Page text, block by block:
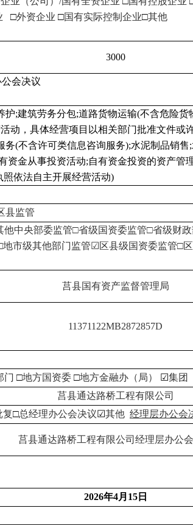
□外资企业 □国有实际控制企业□其他
3000
会决议
;建筑劳务分包;道路货物运输(不含危险
动，具体经营项目以相关部门批准文件或
(不含许可类信息咨询服务);水泥制品销
资金从事投资活动;自有资金投资的资产管
依法自主开展经营活动)
县监管
他中央部委监管□省级国资委监管□省级财
市级其他部门监管☑区县级国资委监管□
莒县国有资产监督管理局
11371122MB2872857D
门 □地方国资委 □地方金融办（局） ☑集团
莒县通达路桥工程有限公司
复□总经理办公会决议☑其他 经理层办公会
莒县通达路桥工程有限公司经理层办公
2026年4月15日